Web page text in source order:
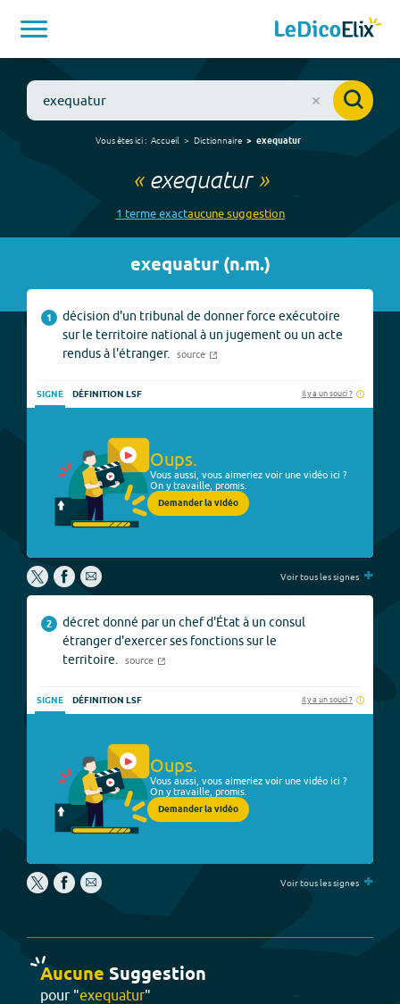
Vous êtes ici : Accueil Dictionnaire exequatur
« exequatur»
1 termeexactaucunesuggestion
exequatur(n.m.)
1
décision d'un tribunal de donner force exécutoire
sur le territoire national à un jugement ou un acte
rendus à l'étranger.
source
SIGNE DÉFINITION LSF Il y a un souci ?
Oups.
Vous aussi, vous aimeriez voir une vidéo ici ?
On y travaille, promis.
Demander la vidéo
Voir tous les signes +
2
décret donné par un chef d'État à un consul
étranger d'exercer ses fonctions sur le
territoire.
source
SIGNE DÉFINITION LSF Il y a un souci ?
Oups.
Vous aussi, vous aimeriez voir une vidéo ici ?
On y travaille, promis.
Demander la vidéo
Voir tous les signes +
Aucune Suggestion
pour "exequatur"